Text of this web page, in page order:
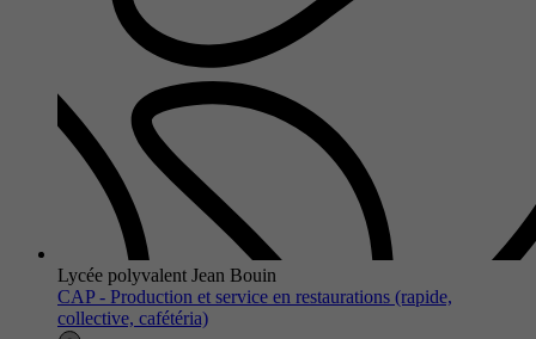
Lycée polyvalent Jean Bouin
CAP - Production et service en restaurations (rapide,
collective, cafétéria)